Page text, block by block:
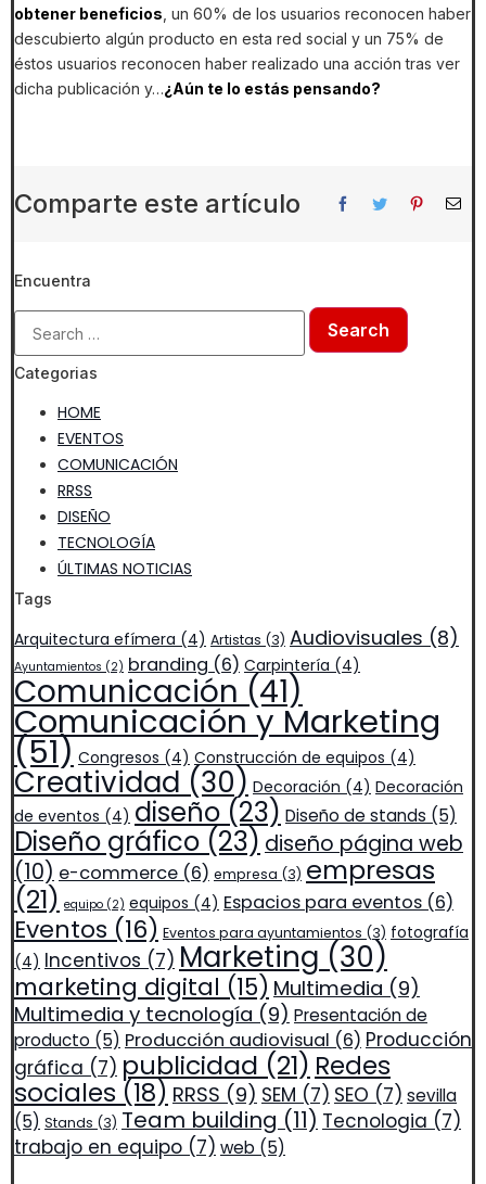
obtener beneficios, un 60% de los usuarios reconocen haber
descubierto algún producto en esta red social y un 75% de
éstos usuarios reconocen haber realizado una acción tras ver
dicha publicación y…¿Aún te lo estás pensando?
Comparte este artículo
Encuentra
Categorias
HOME
EVENTOS
COMUNICACIÓN
RRSS
DISEÑO
TECNOLOGÍA
ÚLTIMAS NOTICIAS
Tags
Arquitectura efímera (4) Artistas (3) Audiovisuales (8)
Ayuntamientos (2) branding (6) Carpintería (4)
Comunicación (41)
Comunicación y Marketing
(51) Congresos (4) Construcción de equipos (4)
Creatividad (30) Decoración (4) Decoración
de eventos (4) diseño (23) Diseño de stands (5)
Diseño gráfico (23) diseño página web
(10) e-commerce (6) empresa (3) empresas
(21) equipo (2) equipos (4) Espacios para eventos (6)
Eventos (16) Eventos para ayuntamientos (3) fotografía
(4) Incentivos (7) Marketing (30)
marketing digital (15) Multimedia (9)
Multimedia y tecnología (9) Presentación de
producto (5) Producción audiovisual (6) Producción
gráfica (7) publicidad (21) Redes
sociales (18) RRSS (9) SEM (7) SEO (7) sevilla
(5) Stands (3) Team building (11) Tecnologia (7)
trabajo en equipo (7) web (5)